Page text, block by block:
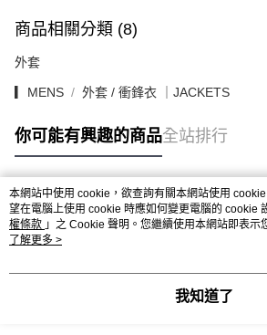
商品相關分類 (8)
外套
▎MENS 外套 / 衝鋒衣 ｜JACKETS
你可能有興趣的商品全站排行
熱門標籤
本網站中使用 cookie，欲查詢有關本網站使用
望在電腦上使用 cookie 時應如何變更電腦的 cookie
權條款 」之 Cookie 聲明。您繼續使用本網站即表示
用條款之 Cookie 聲明使用 cookie。
了解更多 >
我知道了